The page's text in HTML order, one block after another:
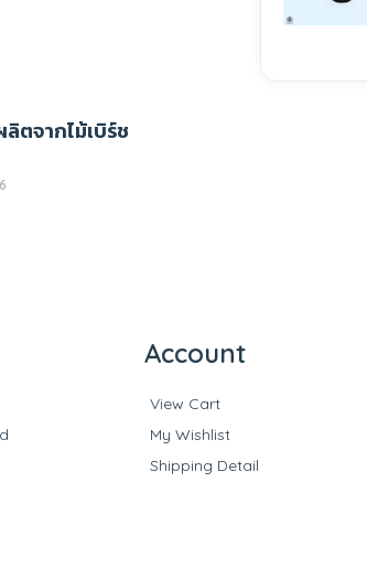
ตจากไม้เบิร์ช
Account
View Cart
My Wishlist
Shipping Detail